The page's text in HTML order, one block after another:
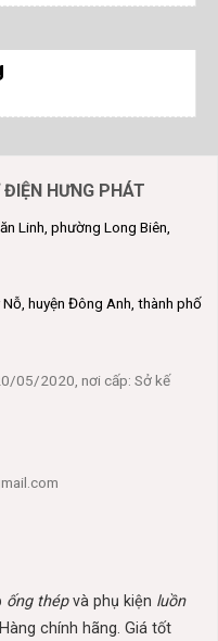
HƯNG PHÁT
Linh, phường Long Biên,
huyện Đông Anh, thành phố
05/2020, nơi cấp: Sở kế
ống thépvà phụ kiện luồn
chính hãng. Giá tốt